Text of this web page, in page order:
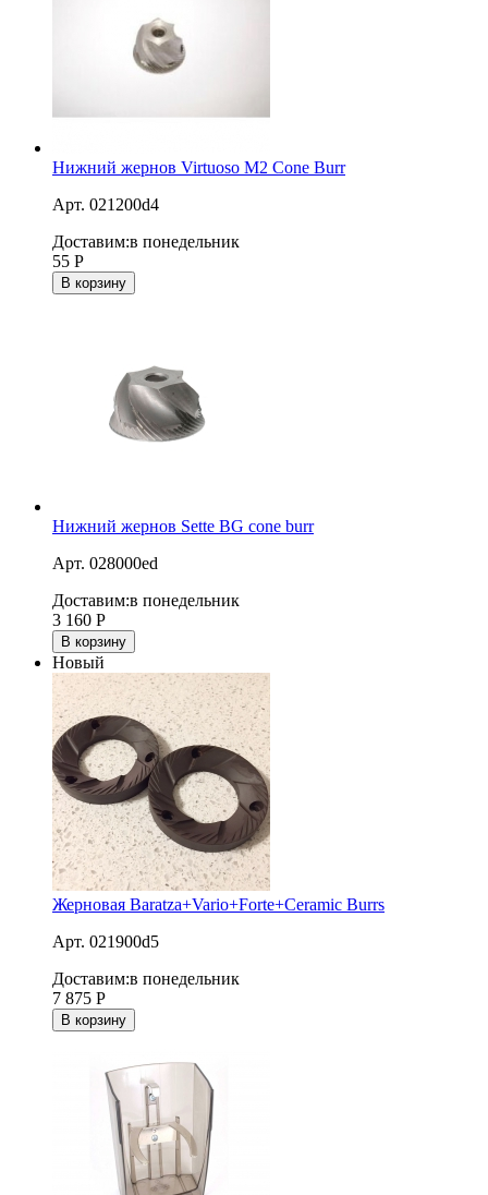
Нижний жернов Virtuoso M2 Cone Burr
Арт. 021200d4
Доставим:в понедельник
55 Р
В корзину
Нижний жернов Sette BG cone burr
Арт. 028000ed
Доставим:в понедельник
3 160 Р
В корзину
Новый
Жерновая Baratza+Vario+Forte+Ceramic Burrs
Арт. 021900d5
Доставим:в понедельник
7 875 Р
В корзину